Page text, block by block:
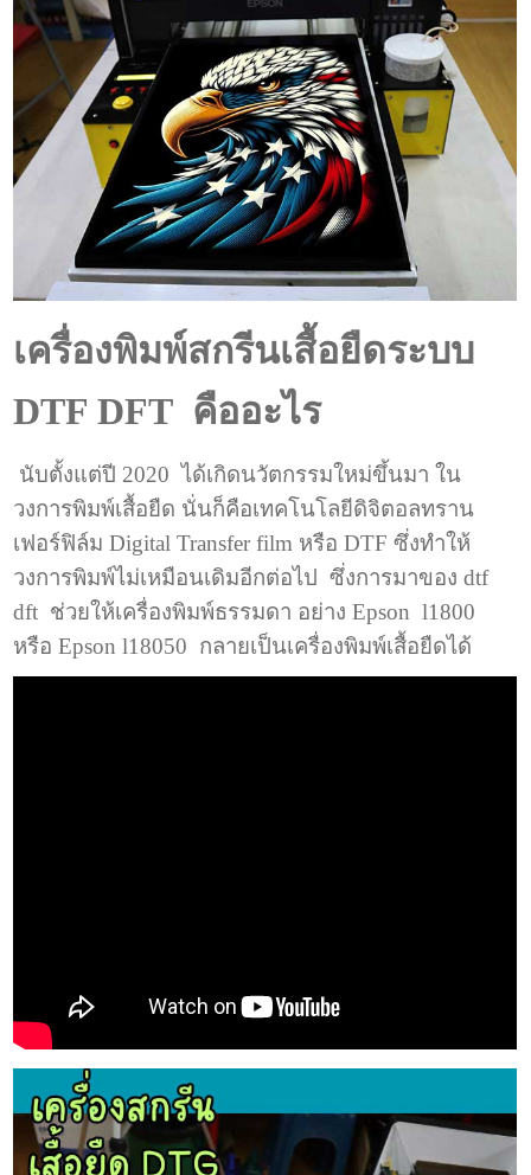
เครื่องพิมพ์สกรีนเสื้อยืดระบบ
DTF DFT คืออะไร
นับตั้งแต่ปี 2020 ได้เกิดนวัตกรรมใหม่ขึ้นมา ใน
วงการพิมพ์เสื้อยืด นั่นก็คือเทคโนโลยีดิจิตอลทราน
เฟอร์ฟิล์ม Digital Transfer film หรือ DTF ซึ่งทำให้
วงการพิมพ์ไม่เหมือนเดิมอีกต่อไป ซึ่งการมาของ dtf
dft ช่วยให้เครื่องพิมพ์ธรรมดา อย่าง Epson l1800
หรือ Epson l18050 กลายเป็นเครื่องพิมพ์เสื้อยืดได้